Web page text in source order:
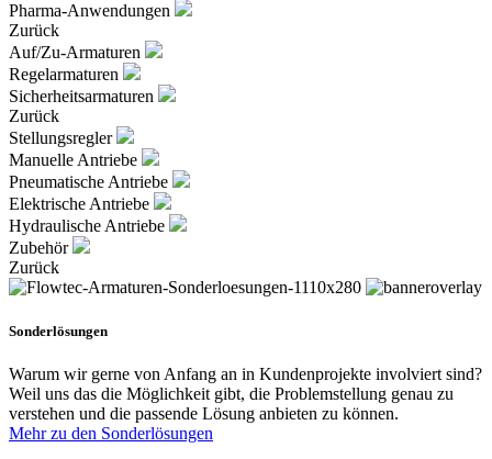
Pharma-Anwendungen
Zurück
Auf/Zu-Armaturen
Regelarmaturen
Sicherheitsarmaturen
Zurück
Stellungsregler
Manuelle Antriebe
Pneumatische Antriebe
Elektrische Antriebe
Hydraulische Antriebe
Zubehör
Zurück
Sonderlösungen
Warum wir gerne von Anfang an in Kundenprojekte involviert sind?
Weil uns das die Möglichkeit gibt, die Problemstellung genau zu
verstehen und die passende Lösung anbieten zu können.
Mehr zu den Sonderlösungen